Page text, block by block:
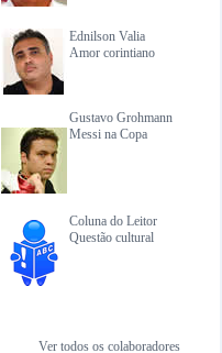
Ednilson Valia
Amor corintiano
Gustavo Grohmann
Messi na Copa
Coluna do Leitor
Questão cultural
Ver todos os colaboradores